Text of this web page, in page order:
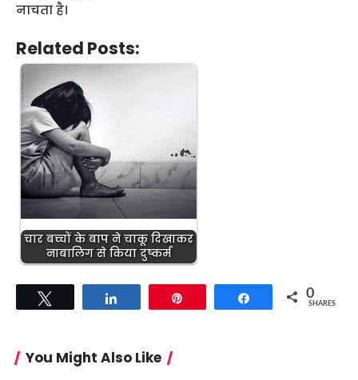
नाचता है।
Related Posts:
चार बच्चों के बाप ने चाकू दिखाकर
नाबालिग से किया दुष्कर्म
Share 0
SHARES
You Might Also Like